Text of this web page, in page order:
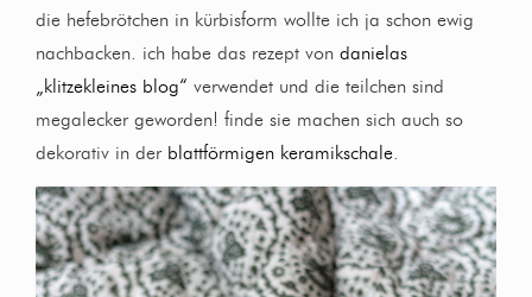
die hefebrötchen in kürbisform wollte ich ja schon ewig
nachbacken. ich habe das rezept von danielas
„klitzekleines blog“ verwendet und die teilchen sind
megalecker geworden! finde sie machen sich auch so
dekorativ in der blattförmigen keramikschale.